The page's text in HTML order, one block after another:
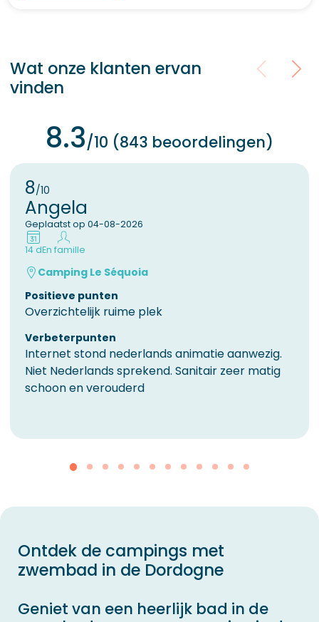
Wat onze klanten ervan
vinden
8.3/10 (843 beoordelingen)
8/10
Angela
Geplaatst op 04-08-2026
14 dEn famille
Camping Le Séquoia
Positieve punten
Overzichtelijk ruime plek
Verbeterpunten
Internet stond nederlands animatie aanwezig.
Niet Nederlands sprekend. Sanitair zeer matig
schoon en verouderd
Ontdek de campings met
zwembad in de Dordogne
Geniet van een heerlijk bad in de